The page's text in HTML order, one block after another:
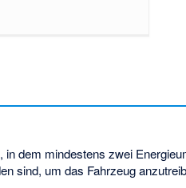
, in dem mindestens zwei
sind, um das Fahrzeug